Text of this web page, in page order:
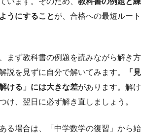
うにすることが、合格への最短ルート
まず教科書の例題を読みながら解き方
説を見ずに自分で解いてみます。
「見
ける」には大きな差があります。解け
け、翌日に必ず解き直しましょう。
る場合は、「中学数学の復習」から始